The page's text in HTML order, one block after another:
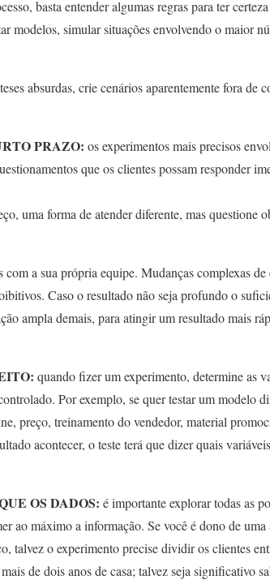
basta entender algumas regras para ter
modelos, simular situações envolvendo o maior
absurdas, crie cenários aparentemente fora de
PRAZO: os experimentos mais precisos
que os clientes possam responder
uma forma de atender diferente, mas questione
com a sua própria equipe. Mudanças complexas de
Caso o resultado não seja profundo o
ampla demais, para atingir um resultado mais
quando fizer um experimento, determine as
Por exemplo, se quer testar um modelo
preço, treinamento do vendedor, material
acontecer, o teste terá que dizer quais
OS DADOS: é importante explorar todas as
ao máximo a informação. Se você é dono de uma
talvez o experimento precise dividir os clientes
de dois anos de casa; talvez seja significativo